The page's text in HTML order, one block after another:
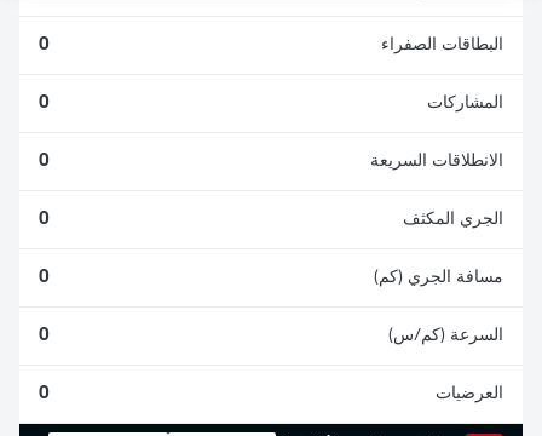
البطاقات الصفراء 0
المشاركات 0
الانطلاقات السريعة 0
الجري المكثف 0
مسافة الجري (كم) 0
السرعة (كم/س) 0
العرضيات 0